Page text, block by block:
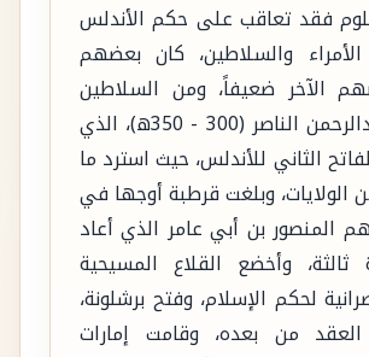
فقد تعاقب على حكم الأندلس
والسلاطين، كان بعضهم
الآخر ضعيفاً، ومن السلاطين
الأقوياء عبدالرحمن الناصر (300 - 350ه)، الذي
الثاني للأندلس، حيث استرد ما
الولايات، وبلغت قرطبة أوجها في
المنصور بن أبي عامر الذي أعاد
وأخضع القلاع المسيحية
لحكم الإسلام، وفتح برشلونة،
من بعده، وقامت إمارات